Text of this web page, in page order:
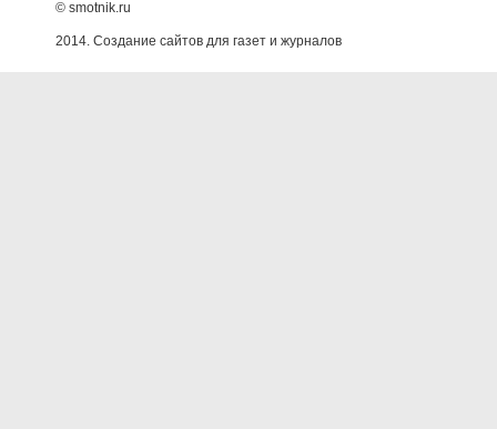
© smotnik.ru
2014. Создание сайтов для газет и журналов